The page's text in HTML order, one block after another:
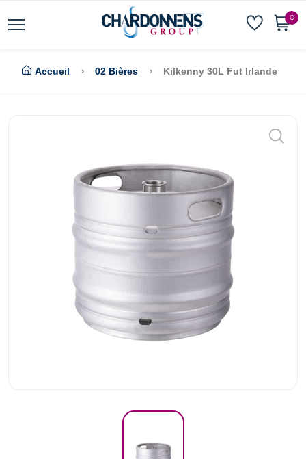
0
Accueil 02 Bières Kilkenny 30L Fut Irlande